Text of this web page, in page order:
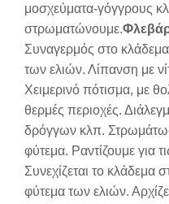
μοσχεύματα-γόγγρους
στρωματώνουμε.
Συναγερμός στο
των ελιών. Λίπανση με
Χειμερινό πότισμα, με
θερμές περιοχές.
δρόγγων κλπ.
φύτεμα. Ραντίζουμε για
Συνεχίζεται το κλάδεμα
φύτεμα των ελιών.